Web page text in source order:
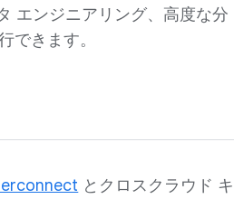
エンジニアリング、高度な分
できます。
とクロスクラウド キ